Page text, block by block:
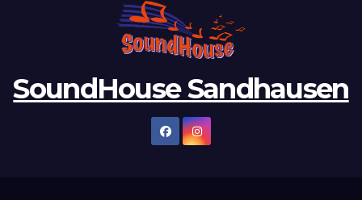
SoundHouse Sandhausen